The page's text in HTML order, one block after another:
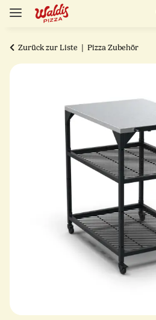
Zurück zur Liste Pizza Zubehör